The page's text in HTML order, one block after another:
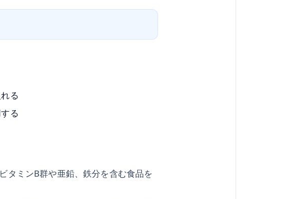
る
る
タミンB群や亜鉛、鉄分を含む食品を